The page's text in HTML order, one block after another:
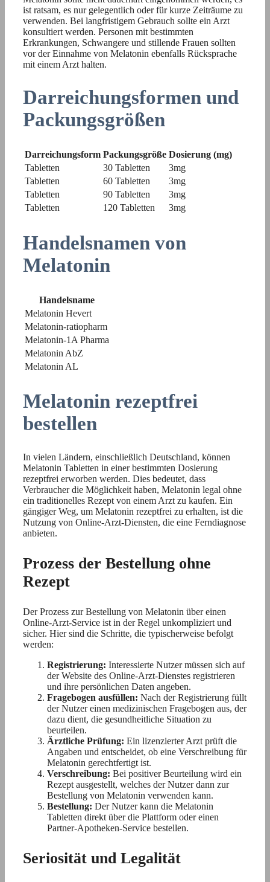
ist ratsam, es nur gelegentlich oder für kurze Zeiträume zu
verwenden. Bei langfristigem Gebrauch sollte ein Arzt
konsultiert werden. Personen mit bestimmten
Erkrankungen, Schwangere und stillende Frauen sollten
vor der Einnahme von Melatonin ebenfalls Rücksprache
mit einem Arzt halten.
Darreichungsformen und
Packungsgrößen
Darreichungsform Packungsgröße Dosierung (mg)
Tabletten
30 Tabletten
3mg
Tabletten
60 Tabletten
3mg
Tabletten
90 Tabletten
3mg
Tabletten
120 Tabletten 3mg
Handelsnamen von
Melatonin
Handelsname
Melatonin Hevert
Melatonin-ratiopharm
Melatonin-1A Pharma
Melatonin AbZ
Melatonin AL
Melatonin rezeptfrei
bestellen
In vielen Ländern, einschließlich Deutschland, können
Melatonin Tabletten in einer bestimmten Dosierung
rezeptfrei erworben werden. Dies bedeutet, dass
Verbraucher die Möglichkeit haben, Melatonin legal ohne
ein traditionelles Rezept von einem Arzt zu kaufen. Ein
gängiger Weg, um Melatonin rezeptfrei zu erhalten, ist die
Nutzung von Online-Arzt-Diensten, die eine Ferndiagnose
anbieten.
Prozess der Bestellung ohne
Rezept
Der Prozess zur Bestellung von Melatonin über einen
Online-Arzt-Service ist in der Regel unkompliziert und
sicher. Hier sind die Schritte, die typischerweise befolgt
werden:
Registrierung: Interessierte Nutzer müssen sich auf
der Website des Online-Arzt-Dienstes registrieren
und ihre persönlichen Daten angeben.
Fragebogen ausfüllen: Nach der Registrierung füllt
der Nutzer einen medizinischen Fragebogen aus, der
dazu dient, die gesundheitliche Situation zu
beurteilen.
Ärztliche Prüfung: Ein lizenzierter Arzt prüft die
Angaben und entscheidet, ob eine Verschreibung für
Melatonin gerechtfertigt ist.
Verschreibung: Bei positiver Beurteilung wird ein
Rezept ausgestellt, welches der Nutzer dann zur
Bestellung von Melatonin verwenden kann.
Bestellung: Der Nutzer kann die Melatonin
Tabletten direkt über die Plattform oder einen
Partner-Apotheken-Service bestellen.
Seriosität und Legalität